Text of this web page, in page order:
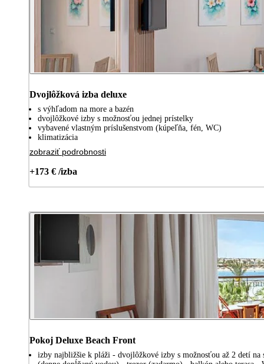
Dvojlôžková izba deluxe
s výhľadom na more a bazén
dvojlôžkové izby s možnosťou jednej prístelky
vybavené vlastným príslušenstvom (kúpeľňa, fén, WC)
klimatizácia
zobraziť podrobnosti
+173 € /izba
Pokoj Deluxe Beach Front
izby najbližšie k pláži - dvojlôžkové izby s možnosťou až 2 detí